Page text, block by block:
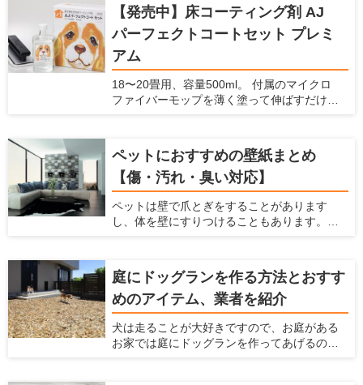
【発売中】床コーティング剤 AJ
パーフェクトコートセット プレミ
アム
18〜20畳用、容量500ml。 付属のマイクロ
ファイバーモップを薄く塗って伸ばすだけで
す。また、床・壁・家具のキズ・汚れを防止
できます。 ナノコンポジット技術による「ガ
ラスの薄膜」が、床・壁・家具などの表面を
コーティング。塗るだけで床の滑りを防ぎ、
キズ・汚れから守ります。 従来品より防滑性
能30％向上。 メンテナンス不要で、長期間効
ペットにおすすめの壁紙まとめ
【傷・汚れ・臭い対応】
ペットは壁で爪とぎをすることがあります
し、体を壁にすりつけることもあります。ま
と、こういった行動によって壁に傷がついた
り、壁紙をはがされたり、壁に汚れやニオイ
が染みついてしまったりします。 壁紙をすぐ
に交換しなくてはならないことも多いです
し、家中にペットの臭いが漂うという状態に
なってしまいます。これらの悩みを解消する
庭にドッグランを作る方法とおすす
めのアイテム、業者を紹介
犬は走ることが大好きですので、お庭がある
お家では庭にドッグランを作ってあげるのが